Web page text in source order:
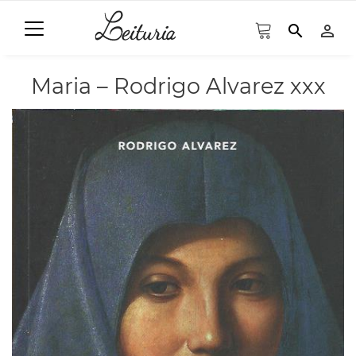
search person_outline
Maria – Rodrigo Alvarez xxx